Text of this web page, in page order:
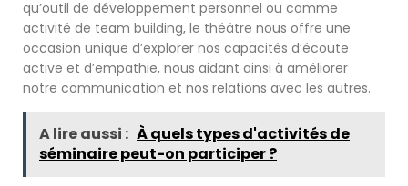
qu’outil de développement personnel ou comme
activité de team building, le théâtre nous offre une
occasion unique d’explorer nos capacités d’écoute
active et d’empathie, nous aidant ainsi à améliorer
notre communication et nos relations avec les autres.
A lire aussi : À quels types d'activités de
séminaire peut-on participer ?